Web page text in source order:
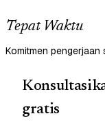
Tepat Waktu
Komitmen
gratis